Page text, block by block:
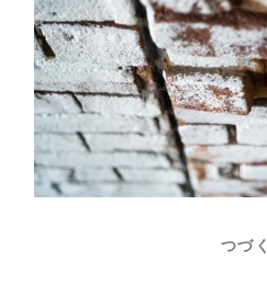
つづく